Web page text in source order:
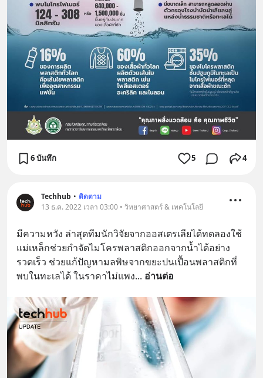
6 บันทึก 5 4
Techhub • ติดตาม
13 ธ.ค. 2022 เวลา 03:00 • วิทยาศาสตร์ & เทคโนโลยี
มีความหวัง ล่าสุดทีมนักวิจัยจากออสเตรเลียได้ทดลองใช้
แม่เหล็กช่วยกำจัดไมโครพลาสติกออกจากน้ำได้อย่าง
รวดเร็ว ช่วยแก้ปัญหามลพิษจากขยะปนเปื้อนพลาสติกที่
พบในทะเลได้ ในราคาไม่แพง... อ่านต่อ